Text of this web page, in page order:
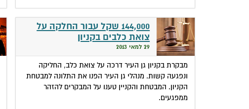
144,000 שקל עבור החלקה על
צואת כלבים בקניון
29 למאי 2013
מבקרת בקניון גן העיר דרכה על צואת כלב, החליקה
ונפגעה קשות. מנהלי גן העיר הפנו את התלונה למבטחת
הקניון. המבטחת והקניין טענו על המבקרים להזהר
ממפגעים.